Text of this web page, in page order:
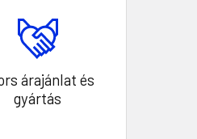
árajánlat és
gyártás